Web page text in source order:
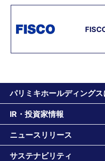
パリミキホールディングス
IR・投資家情報
ニュースリリース
サステナビリティ